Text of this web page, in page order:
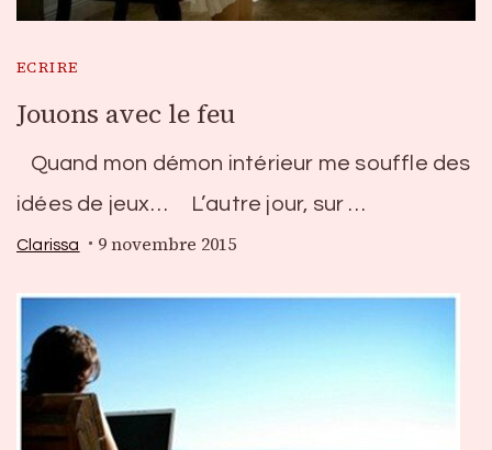
ECRIRE
Jouons avec le feu
Quand mon démon intérieur me souffle des
idées de jeux… L’autre jour, sur …
Clarissa 9 novembre 2015